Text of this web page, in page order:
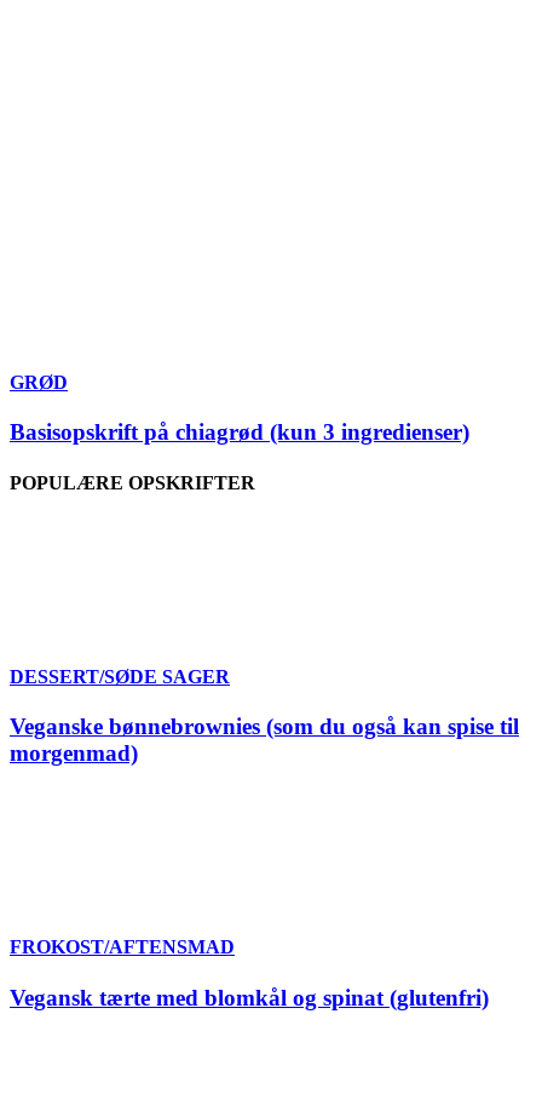
GRØD
Basisopskrift på chiagrød (kun 3 ingredienser)
POPULÆRE OPSKRIFTER
DESSERT/SØDE SAGER
Veganske bønnebrownies (som du også kan spise til
morgenmad)
FROKOST/AFTENSMAD
Vegansk tærte med blomkål og spinat (glutenfri)